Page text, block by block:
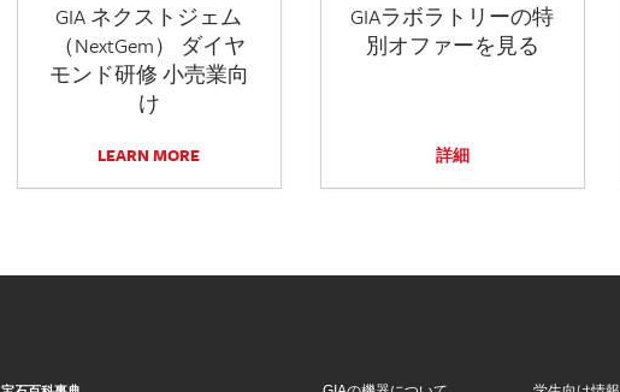
GIA ネクストジェム
（NextGem） ダイヤ
モンド研修 小売業向
け
LEARN MORE
GIAラボラトリーの特
別オファーを見る
詳細